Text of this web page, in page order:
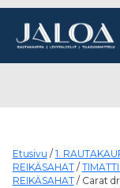
Etusivu / 1.
REIKÄSAHAT/
REIKÄSAHAT/ Carat